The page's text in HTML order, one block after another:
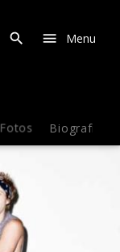
Menu
Fotos Biografie